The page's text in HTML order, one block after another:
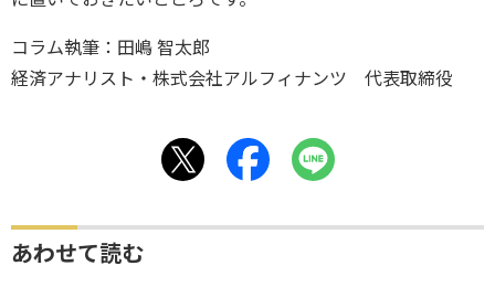
コラム執筆：田嶋 智太郎
経済アナリスト・株式会社アルフィナンツ 代表取締役
あわせて読む